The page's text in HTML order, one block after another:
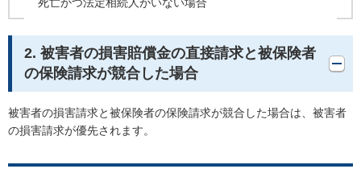
2. 被害者の損害賠償金の直接請求と被保険者
の保険請求が競合した場合
被害者の損害請求と被保険者の保険請求が競合した場合は、被害者
の損害請求が優先されます。